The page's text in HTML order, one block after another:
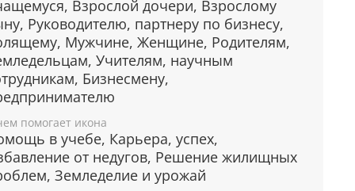
в стремлении к новым знаниям,
просветителей, учителей.
от недоброжелателей и врагов на
от болезней.
в строительстве дома и
жилья, переезде в новый дом.
от гонений и несправедливости со
Взрослой дочери, Взрослому
Руководителю, партнеру по бизнесу,
Мужчине, Женщине, Родителям,
Учителям, научным
Бизнесмену,
помогает икона
в учебе, Карьера, успех,
от недугов, Решение жилищных
Земледелие и урожай